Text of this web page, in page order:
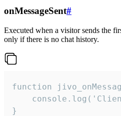
onMessageSent#
Executed when a visitor sends the
only if there is no chat history.
function
}